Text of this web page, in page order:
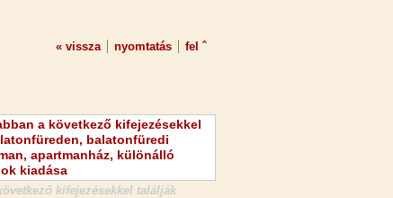
fel ˆ
nyomtatás
« vissza
kifejezésekkel találják